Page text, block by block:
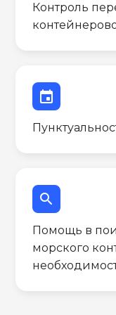
Контроль
event
search
Помощь в
морского